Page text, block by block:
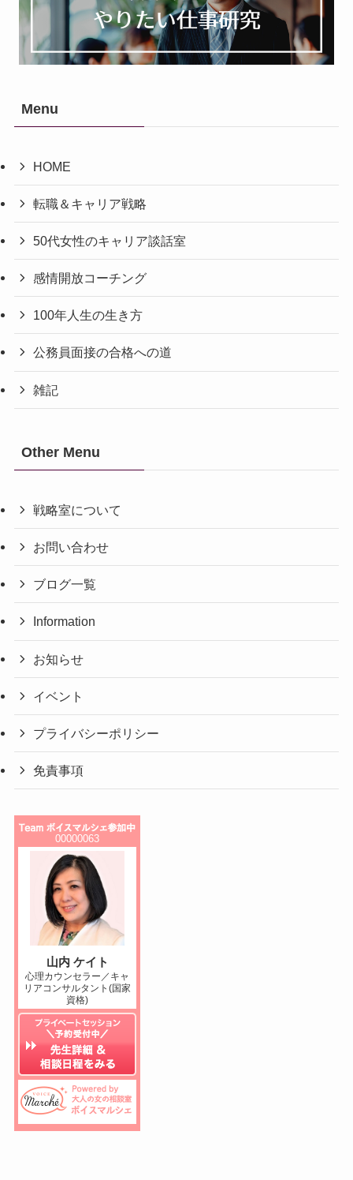
Menu
HOME
転職＆キャリア戦略
50代女性のキャリア談話室
感情開放コーチング
100年人生の生き方
公務員面接の合格への道
雑記
Other Menu
戦略室について
お問い合わせ
ブログ一覧
Information
お知らせ
イベント
プライバシーポリシー
免責事項